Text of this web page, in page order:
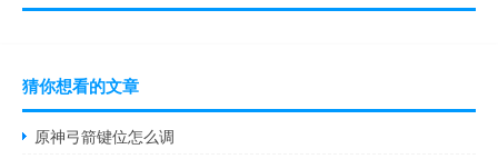
猜你想看的文章
原神弓箭键位怎么调